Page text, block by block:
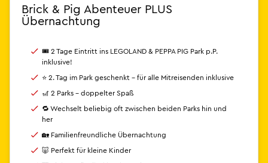
Brick & Pig Abenteuer PLUS
Übernachtung
🎟 2 Tage Eintritt ins LEGOLAND & PEPPA PIG Park p.P.
inklusive!
⭐ 2. Tag im Park geschenkt – für alle Mitreisenden inklusive
🎢 2 Parks - doppelter Spaß
🔁 Wechselt beliebig oft zwischen beiden Parks hin und
her
🏡 Familienfreundliche Übernachtung
🐷 Perfekt für kleine Kinder